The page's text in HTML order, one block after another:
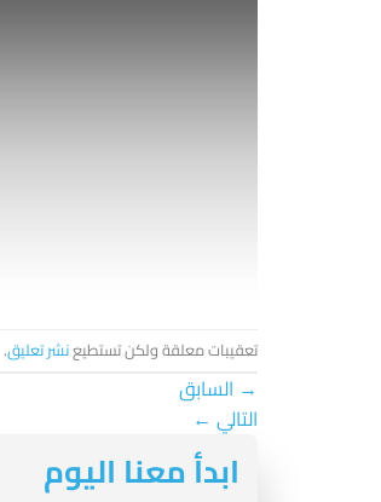
تعقيبات معلقة ولكن تستطيعنشر تعليق.
→ السابق
التالي ←
ابدأ معنا اليوم